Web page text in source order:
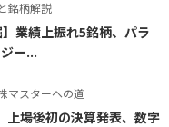
銘柄解説
】業績上振れ5銘柄、パラ
ー...
マスターへの道
上場後初の決算発表、数字